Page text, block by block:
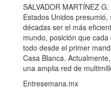
SALVADOR MARTÍNEZ
Estados Unidos
décadas ser el más
mundo, posición que
todo desde el primer
Casa Blanca.
una amplia red de
Entresemana.mx